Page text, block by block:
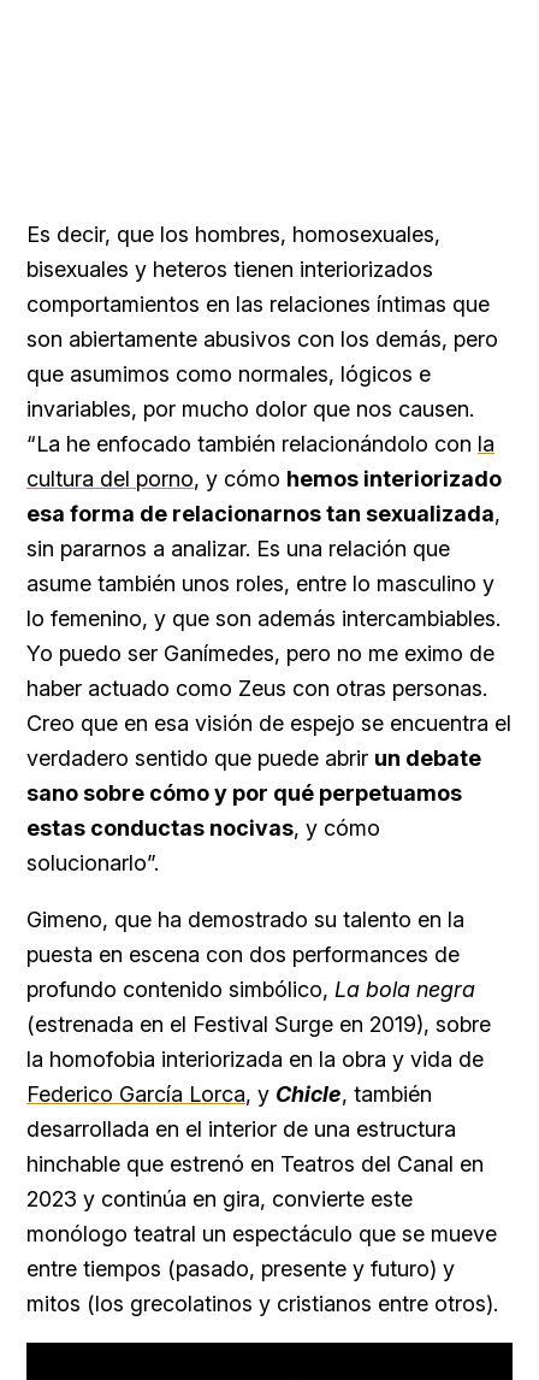
Es decir, que los hombres, homosexuales,
bisexuales y heteros tienen interiorizados
comportamientos en las relaciones íntimas que
son abiertamente abusivos con los demás, pero
que asumimos como normales, lógicos e
invariables, por mucho dolor que nos causen.
“La he enfocado también relacionándolo con la
cultura del porno, y cómo hemos interiorizado
esa forma de relacionarnos tan sexualizada,
sin pararnos a analizar. Es una relación que
asume también unos roles, entre lo masculino y
lo femenino, y que son además intercambiables.
Yo puedo ser Ganímedes, pero no me eximo de
haber actuado como Zeus con otras personas.
Creo que en esa visión de espejo se encuentra el
verdadero sentido que puede abrir un debate
sano sobre cómo y por qué perpetuamos
estas conductas nocivas, y cómo
solucionarlo”.
Gimeno, que ha demostrado su talento en la
puesta en escena con dos performances de
profundo contenido simbólico, La bola negra
(estrenada en el Festival Surge en 2019), sobre
la homofobia interiorizada en la obra y vida de
Federico García Lorca, y Chicle, también
desarrollada en el interior de una estructura
hinchable que estrenó en Teatros del Canal en
2023 y continúa en gira, convierte este
monólogo teatral un espectáculo que se mueve
entre tiempos (pasado, presente y futuro) y
mitos (los grecolatinos y cristianos entre otros).